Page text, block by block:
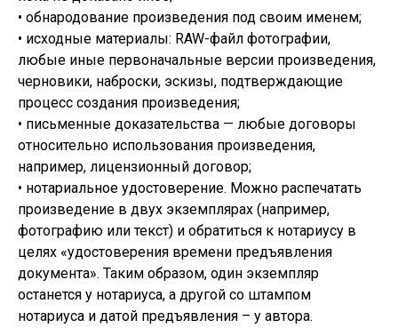
• обнародование произведения под своим именем;
• исходные материалы: RAW-файл фотографии,
любые иные первоначальные версии произведения,
черновики, наброски, эскизы, подтверждающие
процесс создания произведения;
• письменные доказательства — любые договоры
относительно использования произведения,
например, лицензионный договор;
• нотариальное удостоверение. Можно распечатать
произведение в двух экземплярах (например,
фотографию или текст) и обратиться к нотариусу в
целях «удостоверения времени предъявления
документа». Таким образом, один экземпляр
останется у нотариуса, а другой со штампом
нотариуса и датой предъявления – у автора.